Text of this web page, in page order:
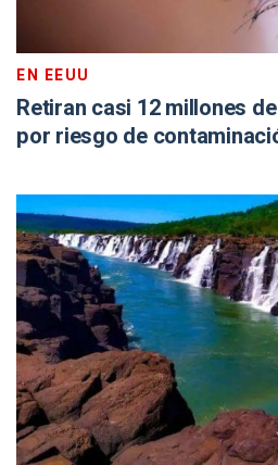
EN EEUU
Retiran casi 12 millones
por riesgo de